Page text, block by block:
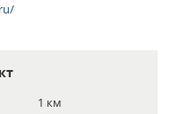
1 км